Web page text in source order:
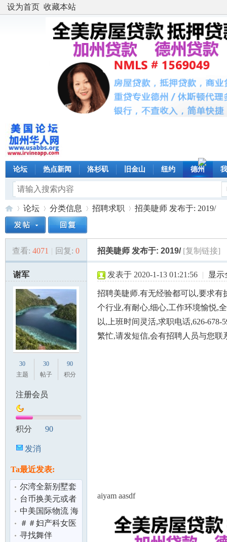
设为首页 收藏本站
论坛 热点新闻 洛杉矶 旧金山 纽约 德州
美»
论坛
›
分类信息 招聘求职
›
招美睫师 发布于: 2019/
查看: 4071 | 回复: 0 招美睫师 发布于: 2019/ [复制链接]
谢军
30
主题
30
帖子
90
积分
注册会员
积分 90
发消
Ta最近发表:
尔湾全新别墅套
房出租
台币换美元或者
人民币,有人需要
台币吗 长期
中美国际物流 海
运 空运 卡车 清
关
＃＃妇产科女医
生＃＃ Dr Mehta
寻找舞伴
发表于 2020-1-13 01:21:56 | 显示
招聘美睫师.有无经验都可以,要求有
个行业,有耐心,细心,工作环境愉悦,
以,上班时间灵活,求职电话,626-678-
繁忙,请发短信,会有招聘人员与您联
aiyam aasdf